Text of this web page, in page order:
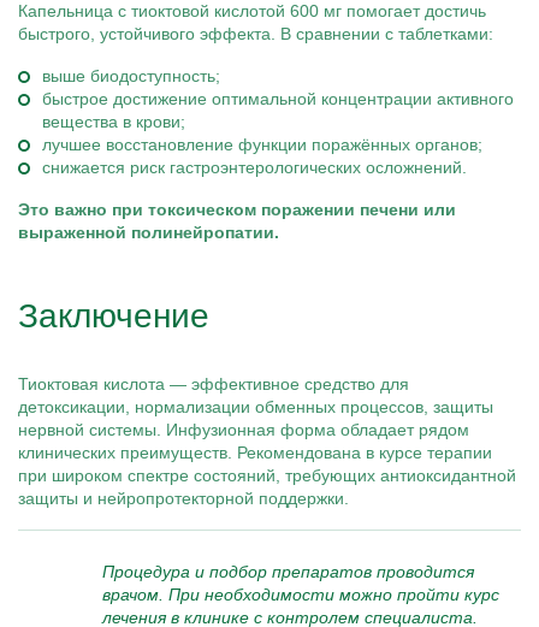
Капельница с тиоктовой кислотой 600 мг помогает достичь
быстрого, устойчивого эффекта. В сравнении с таблетками:
выше биодоступность;
быстрое достижение оптимальной концентрации активного
вещества в крови;
лучшее восстановление функции поражённых органов;
снижается риск гастроэнтерологических осложнений.
Это важно при токсическом поражении печени или
выраженной полинейропатии.
Заключение
Тиоктовая кислота — эффективное средство для
детоксикации, нормализации обменных процессов, защиты
нервной системы. Инфузионная форма обладает рядом
клинических преимуществ. Рекомендована в курсе терапии
при широком спектре состояний, требующих антиоксидантной
защиты и нейропротекторной поддержки.
Процедура и подбор препаратов проводится
врачом. При необходимости можно пройти курс
лечения в клинике с контролем специалиста.